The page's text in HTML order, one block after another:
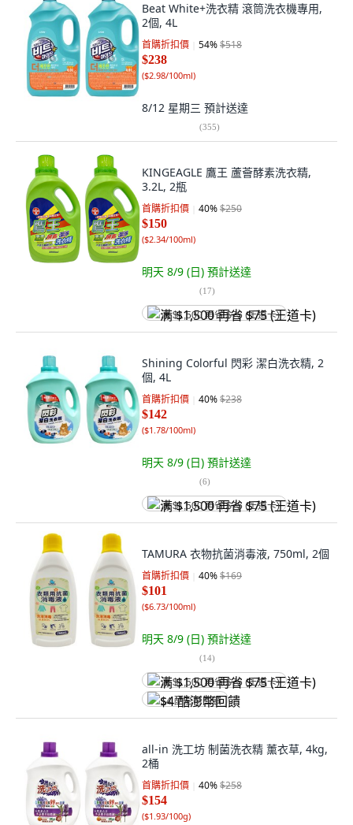
Beat White+洗衣精 滾筒洗衣機專用,
2個, 4L
首購折扣價 54%$518
$238
($2.98/100ml)
8/12 星期三 預計送達
(355)
KINGEAGLE 鷹王 蘆薈酵素洗衣精,
3.2L, 2瓶
首購折扣價 40%$250
$150
($2.34/100ml)
明天 8/9 (日) 預計送達
(17)
满 $1,500 再省 $75 (王道卡)
Shining Colorful 閃彩 潔白洗衣精, 2
個, 4L
首購折扣價 40%$238
$142
($1.78/100ml)
明天 8/9 (日) 預計送達
(6)
满 $1,500 再省 $75 (王道卡)
TAMURA 衣物抗菌消毒液, 750ml, 2個
首購折扣價 40%$169
$101
($6.73/100ml)
明天 8/9 (日) 預計送達
(14)
满 $1,500 再省 $75 (王道卡)
$4 酷澎幣回饋
all-in 洗工坊 制菌洗衣精 薰衣草, 4kg,
2桶
首購折扣價 40%$258
$154
($1.93/100g)